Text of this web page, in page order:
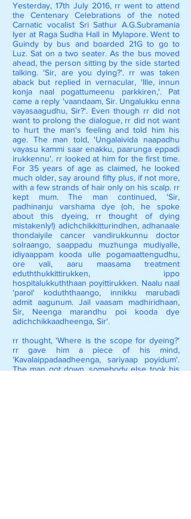
Yesterday, 17th July 2016, rr went to attend
the Centenary Celebrations of the noted
Carnatic vocalist Sri Sathur A.G.Subramania
Iyer at Raga Sudha Hall in Mylapore. Went to
Guindy by bus and boarded 21G to go to
Luz. Sat on a two seater. As the bus moved
ahead, the person sitting by the side started
talking. 'Sir, are you dying?'. rr was taken
aback but replied in vernacular, 'Ille, innun
konja naal pogattumeenu parkkiren,'. Pat
came a reply 'vaandaam, Sir. Ungalukku enna
vayasaagudhu, Sir?'. Even though rr did not
want to prolong the dialogue, rr did not want
to hurt the man's feeling and told him his
age. The man told, 'Ungalaivida naapadhu
vayasu kammi saar enakku, paarunga eppadi
irukkennu'. rr looked at him for the first time.
For 35 years of age as claimed, he looked
much older, say around fifty plus, if not more,
with a few strands of hair only on his scalp. rr
kept mum. The man continued, 'Sir,
padhinanju varshama dye (oh, he spoke
about this dyeing, rr thought of dying
mistakenly!) adichchikkitturindhen, adhanaale
thondaiyile cancer vandirukkunnu doctor
solraango, saappadu muzhunga mudiyalle,
idiyaappam kooda ulle pogamaattengudhu,
ore vali, aaru maasama treatment
eduththukkittirukken, ippo
hospitalukkuththaan poyittirukken. Naalu naal
'parol' koduththaango, innikku marubadi
admit aagunum. Jail vaasam madhiridhaan,
Sir, Neenga marandhu poi kooda dye
adichchikkaadheenga, Sir'.
rr thought, 'Where is the scope for dyeing?'
rr gave him a piece of his mind,
'Kavalaippadaadheenga, sariyaap poyidum'.
The man got down, somebody else took his